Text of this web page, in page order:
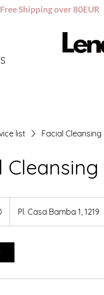
list Facial Cleansing
Cleansing
Pl. Casa Bamba 1, 1219